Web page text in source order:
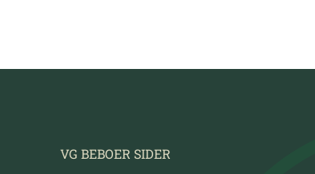
VG BEBOER SIDER